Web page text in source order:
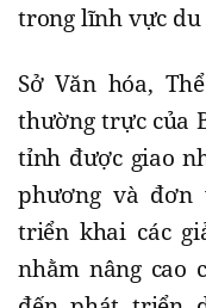
trong lĩnh vực du
Sở Văn hóa,
thường trực của
tỉnh được giao
phương và đơn
triển khai các
nhằm nâng cao